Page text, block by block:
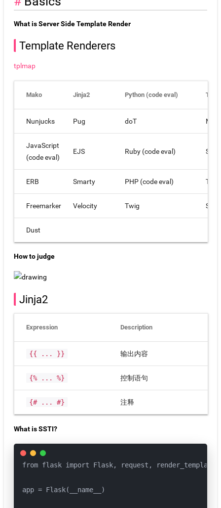
What is Server Side Template Render
Template Renderers
tplmap
Mako Jinja2 Python (code eval)
Nunjucks Pug doT
JavaScript
(code eval)
EJS Ruby (code eval) Slim
ERB Smarty PHP (code eval) Twig
Freemarker Velocity Twig
Dust
How to judge
Jinja2
Expression Description
{{ ... }} 输出内容
{% ... %} 控制语句
{# ... #} 注释
What is SSTI?
from flask import Flask, request,
app = Flask(__name__)